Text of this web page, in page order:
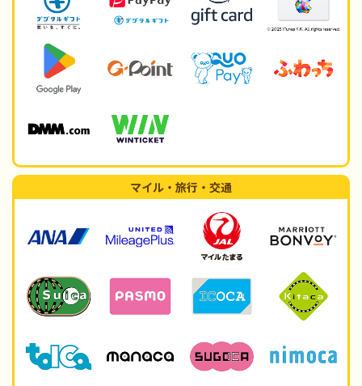
マイル・旅行・交通